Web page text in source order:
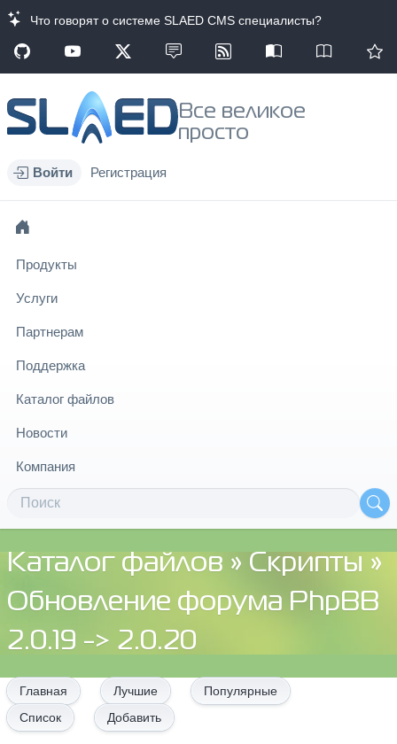
Что говорят о системе SLAED CMS специалисты?
Все великое
просто
Войти Регистрация
Продукты
Услуги
Партнерам
Поддержка
Каталог файлов
Новости
Компания
Каталог файлов » Скрипты »
Обновление форума PhpBB
2.0.19 -> 2.0.20
Главная Лучшие
Популярные
Список
Добавить